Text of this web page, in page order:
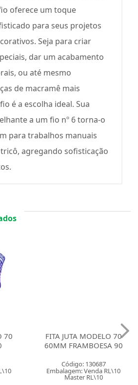
oferece um toque
para seus projetos
Seja para criar
dar um acabamento
ou até mesmo
de macramê mais
é a escolha ideal. Sua
a um fio nº 6 torna-o
para trabalhos manuais
agregando sofisticação
70
FITA JUTA MODELO 70
60MM FRAMBOESA 90
Código: 130687
Embalagem: Venda RL\10
Master RL\10